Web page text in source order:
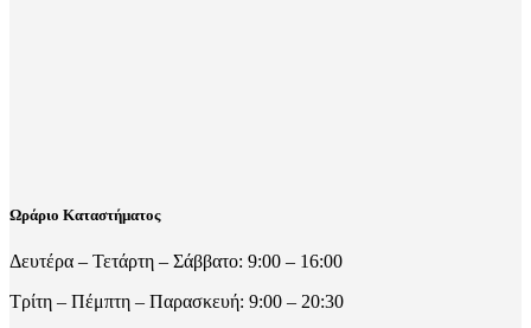
Ωράριο Καταστήματος
Δευτέρα – Τετάρτη – Σάββατο: 9:00 – 16:00
Τρίτη – Πέμπτη – Παρασκευή: 9:00 – 20:30